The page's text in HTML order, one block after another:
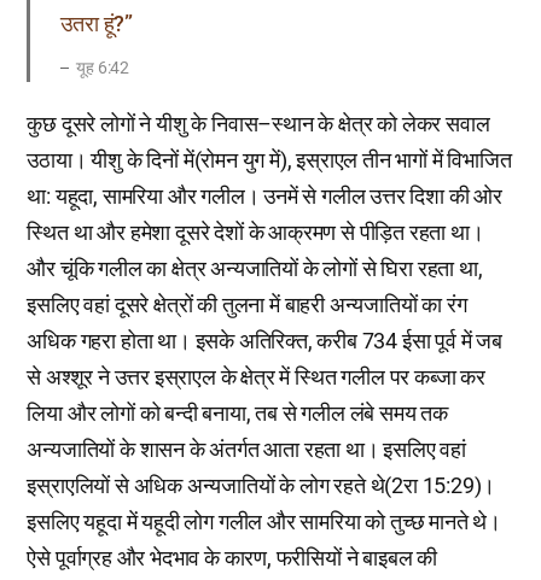
उतरा हूं?”
यूह 6:42
कुछ दूसरे लोगों ने यीशु के निवास–स्थान के क्षेत्र को लेकर सवाल
उठाया। यीशु के दिनों में(रोमन युग में), इस्राएल तीन भागों में विभाजित
था: यहूदा, सामरिया और गलील। उनमें से गलील उत्तर दिशा की ओर
स्थित था और हमेशा दूसरे देशों के आक्रमण से पीड़ित रहता था।
और चूंकि गलील का क्षेत्र अन्यजातियों के लोगों से घिरा रहता था,
इसलिए वहां दूसरे क्षेत्रों की तुलना में बाहरी अन्यजातियों का रंग
अधिक गहरा होता था। इसके अतिरिक्त, करीब 734 ईसा पूर्व में जब
से अश्शूर ने उत्तर इस्राएल के क्षेत्र में स्थित गलील पर कब्जा कर
लिया और लोगों को बन्दी बनाया, तब से गलील लंबे समय तक
अन्यजातियों के शासन के अंतर्गत आता रहता था। इसलिए वहां
इस्राएलियों से अधिक अन्यजातियों के लोग रहते थे(2रा 15:29)।
इसलिए यहूदा में यहूदी लोग गलील और सामरिया को तुच्छ मानते थे।
ऐसे पूर्वाग्रह और भेदभाव के कारण, फरीसियों ने बाइबल की